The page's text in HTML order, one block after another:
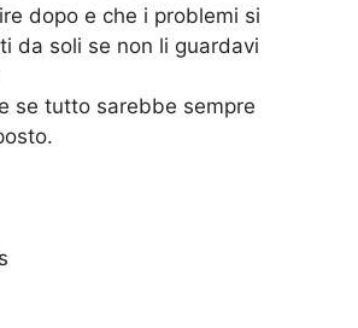
dopo e che i problemi si
da soli se non li guardavi
se tutto sarebbe sempre